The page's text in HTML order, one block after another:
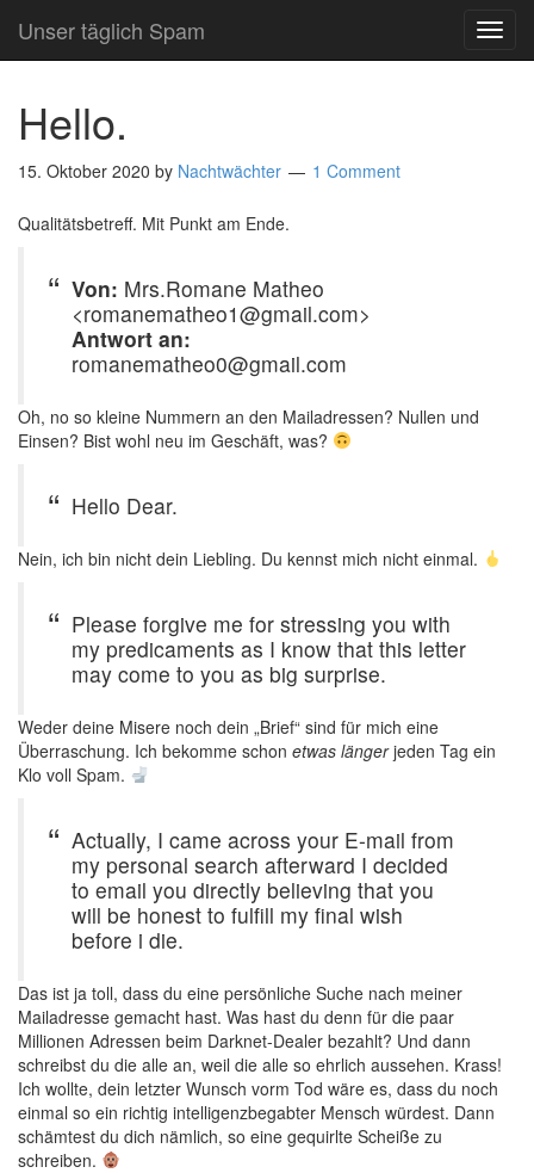
Unser täglich Spam
Hello.
15. Oktober 2020 by Nachtwächter 1 Comment
Qualitätsbetreff. Mit Punkt am Ende.
Von: Mrs.Romane Matheo
<romanematheo1@gmail.com>
Antwort an:
romanematheo0@gmail.com
Oh, no so kleine Nummern an den Mailadressen? Nullen und
Einsen? Bist wohl neu im Geschäft, was?
Hello Dear.
Nein, ich bin nicht dein Liebling. Du kennst mich nicht einmal.
Please forgive me for stressing you with
my predicaments as I know that this letter
may come to you as big surprise.
Weder deine Misere noch dein „Brief“ sind für mich eine
Überraschung. Ich bekomme schon etwas längerjeden Tag ein
Klo voll Spam.
Actually, I came across your E-mail from
my personal search afterward I decided
to email you directly believing that you
will be honest to fulfill my final wish
before i die.
Das ist ja toll, dass du eine persönliche Suche nach meiner
Mailadresse gemacht hast. Was hast du denn für die paar
Millionen Adressen beim Darknet-Dealer bezahlt? Und dann
schreibst du die alle an, weil die alle so ehrlich aussehen. Krass!
Ich wollte, dein letzter Wunsch vorm Tod wäre es, dass du noch
einmal so ein richtig intelligenzbegabter Mensch würdest. Dann
schämtest du dich nämlich, so eine gequirlte Scheiße zu
schreiben.